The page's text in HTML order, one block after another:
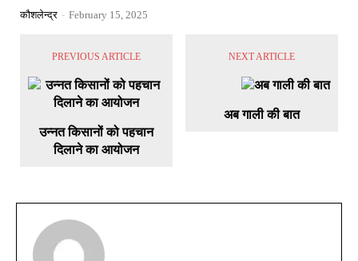
कौशलेन्द्र - February 15, 2025
PREVIOUS ARTICLE
उन्नत किसानों को पहचान
दिलाने का आयोजन
NEXT ARTICLE
अब गाली की बात